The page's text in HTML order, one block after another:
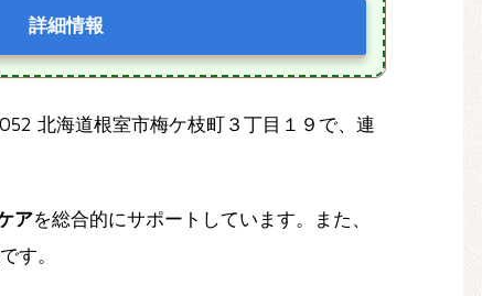
詳細情報
北海道根室市梅ケ枝町３丁目１９で、連
アを総合的にサポートしています。また、
す。